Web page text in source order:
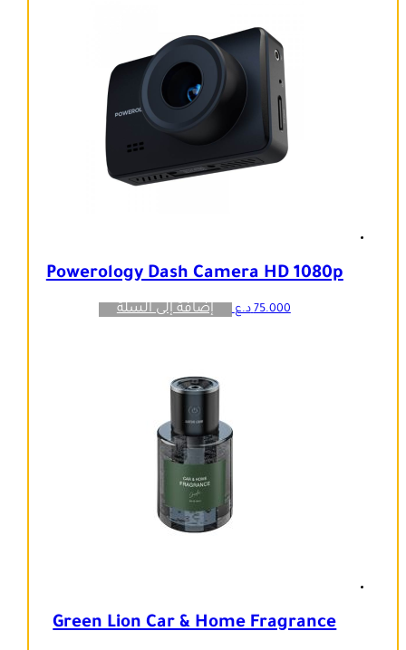
Powerology Dash Camera HD 1080p
75.000 د.ع إضافة إلى السلة
Green Lion Car & Home Fragrance